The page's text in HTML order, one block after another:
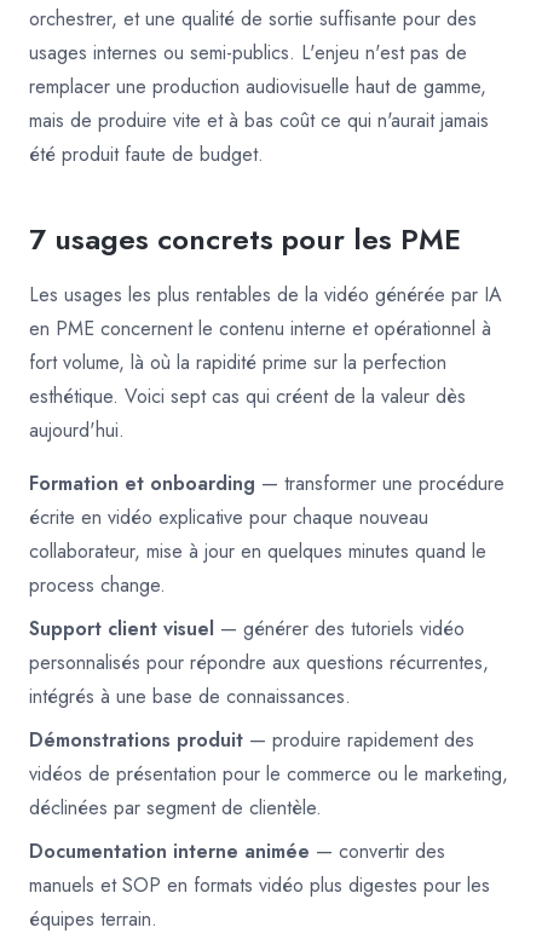
orchestrer, et une qualité de sortie suffisante pour des
usages internes ou semi-publics. L'enjeu n'est pas de
remplacer une production audiovisuelle haut de gamme,
mais de produire vite et à bas coût ce qui n'aurait jamais
été produit faute de budget.
7 usages concrets pour les PME
Les usages les plus rentables de la vidéo générée par IA
en PME concernent le contenu interne et opérationnel à
fort volume, là où la rapidité prime sur la perfection
esthétique. Voici sept cas qui créent de la valeur dès
aujourd'hui.
Formation et onboarding — transformer une procédure
écrite en vidéo explicative pour chaque nouveau
collaborateur, mise à jour en quelques minutes quand le
process change.
Support client visuel — générer des tutoriels vidéo
personnalisés pour répondre aux questions récurrentes,
intégrés à une base de connaissances.
Démonstrations produit — produire rapidement des
vidéos de présentation pour le commerce ou le marketing,
déclinées par segment de clientèle.
Documentation interne animée — convertir des
manuels et SOP en formats vidéo plus digestes pour les
équipes terrain.